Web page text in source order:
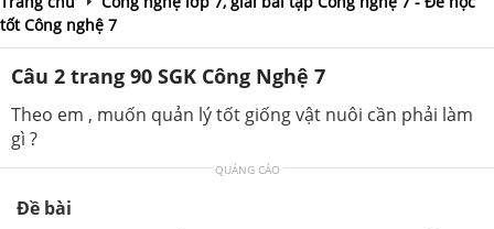
tốt Công nghệ 7
Câu 2 trang 90 SGK Công Nghệ 7
Theo em , muốn quản lý tốt giống vật nuôi cần phải làm
gì ?
QUẢNG CÁO
Đề bài